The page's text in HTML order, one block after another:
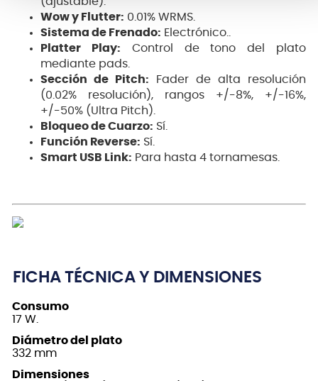
Wow y Flutter: 0.01% WRMS.
Sistema de Frenado: Electrónico..
Platter Play: Control de tono del plato
mediante pads.
Sección de Pitch: Fader de alta resolución
(0.02% resolución), rangos +/-8%, +/-16%,
+/-50% (Ultra Pitch).
Bloqueo de Cuarzo: Sí.
Función Reverse: Sí.
Smart USB Link: Para hasta 4 tornamesas.
FICHA TÉCNICA Y DIMENSIONES
Consumo
17 W.
Diámetro del plato
332 mm
Dimensiones